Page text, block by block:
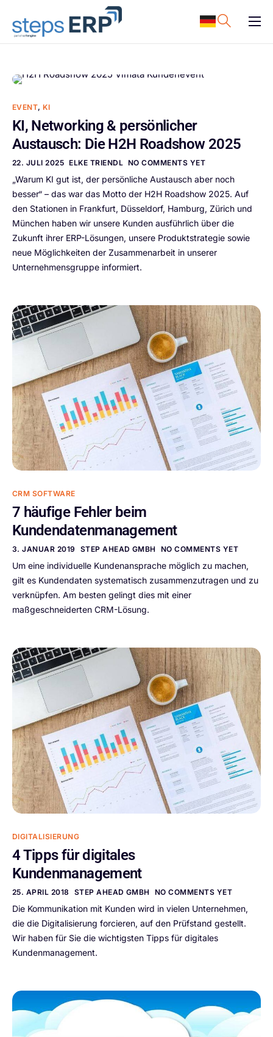
ERP Software
Karriere
Unternehmen
EVENT,KI
KI, Networking & persönlicher
Austausch: Die H2H Roadshow 2025
22. JULI 2025 ELKE TRIENDL NO COMMENTS YET
„Warum KI gut ist, der persönliche Austausch aber noch
besser“ – das war das Motto der H2H Roadshow 2025. Auf
den Stationen in Frankfurt, Düsseldorf, Hamburg, Zürich und
München haben wir unsere Kunden ausführlich über die
Zukunft ihrer ERP-Lösungen, unsere Produktstrategie sowie
neue Möglichkeiten der Zusammenarbeit in unserer
Unternehmensgruppe informiert.
CRM SOFTWARE
7 häufige Fehler beim
Kundendatenmanagement
3. JANUAR 2019 STEP AHEAD GMBH NO COMMENTS YET
Um eine individuelle Kundenansprache möglich zu machen,
gilt es Kundendaten systematisch zusammenzutragen und zu
verknüpfen. Am besten gelingt dies mit einer
maßgeschneiderten CRM-Lösung.
DIGITALISIERUNG
4 Tipps für digitales
Kundenmanagement
25. APRIL 2018 STEP AHEAD GMBH NO COMMENTS YET
Die Kommunikation mit Kunden wird in vielen Unternehmen,
die die Digitalisierung forcieren, auf den Prüfstand gestellt.
Wir haben für Sie die wichtigsten Tipps für digitales
Kundenmanagement.